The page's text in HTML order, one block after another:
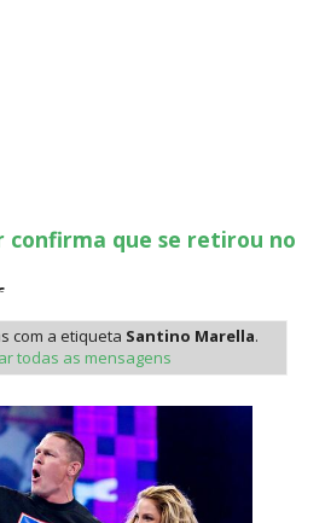
confirma que se retirou no
NO RAW: Jacob Fatu
em Street Fight e troca
Reigns
com a etiqueta Santino Marella.
todas as mensagens